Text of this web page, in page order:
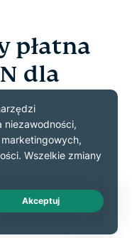
płatna
dla
ale nie mają
i niezawodne
Live Chat